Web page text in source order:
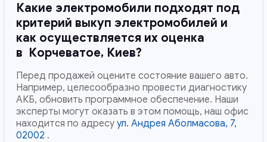
Какие электромобили подходят под
критерий выкуп электромобилей и
как осуществляется их оценка
в Корчеватое, Киев?
Перед продажей оцените состояние вашего авто.
Например, целесообразно провести диагностику
АКБ, обновить программное обеспечение. Наши
эксперты могут оказать в этом помощь, наш офис
находится по адресу ул. Андрея Аболмасова, 7,
02002 .